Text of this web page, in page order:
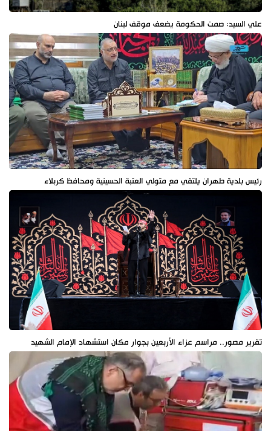
علي السيد: صمت الحكومة يضعف موقف لبنان
رئيس بلدية طهران يلتقي مع متولي العتبة الحسينية ومحافظ كربلاء
تقرير مصور.. مراسم عزاء الأربعين بجوار مكان استشهاد الإمام الشهيد